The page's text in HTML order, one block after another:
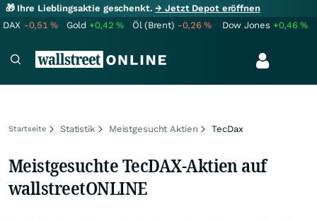
🎁 Ihre Lieblingsaktie geschenkt.→ Jetzt Depot eröffnen
DAX -0,51% Gold +0,42% Öl (Brent) -0,26% Dow Jones +0,46%
Startseite Statistik Meistgesucht Aktien TecDax
Meistgesuchte TecDAX-Aktien auf
wallstreetONLINE